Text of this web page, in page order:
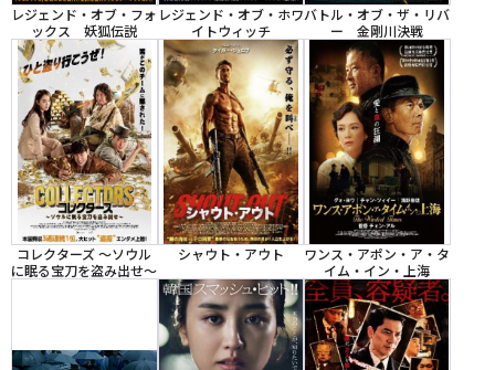
レジェンド・オブ・フォ
ックス 妖狐伝説
レジェンド・オブ・ホワ
イトウィッチ
バトル・オブ・ザ・リバ
ー 金剛川決戦
コレクターズ ～ソウル
に眠る宝刀を盗み出せ～
シャウト・アウト
ワンス・アポン・ア・タ
イム・イン・上海